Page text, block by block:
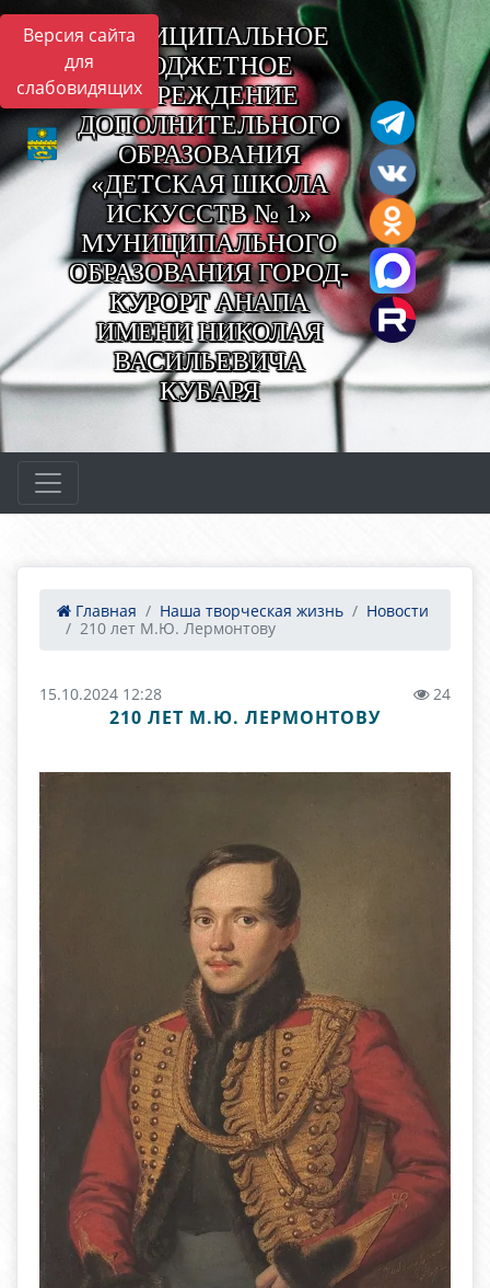
Версия сайта
для
слабовидящих
МУНИЦИПАЛЬНОЕ
БЮДЖЕТНОЕ
УЧРЕЖДЕНИЕ
ДОПОЛНИТЕЛЬНОГО
ОБРАЗОВАНИЯ
«ДЕТСКАЯ ШКОЛА
ИСКУССТВ № 1»
МУНИЦИПАЛЬНОГО
ОБРАЗОВАНИЯ ГОРОД-
КУРОРТ АНАПА
ИМЕНИ НИКОЛАЯ
ВАСИЛЬЕВИЧА
КУБАРЯ
Главная Наша творческая жизнь
Новости
210 лет М.Ю. Лермонтову
15.10.2024 12:28 24
210 ЛЕТ М.Ю. ЛЕРМОНТОВУ